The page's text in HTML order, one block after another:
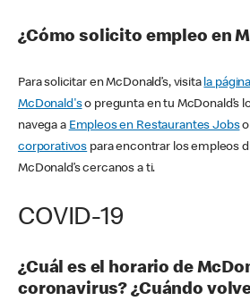
¿Cómo solicito empleo en
Para solicitar en McDonald’s, visita la
McDonald'so pregunta en tu McDonald’s
navega a Empleos en Restaurantes Jobso
corporativos para encontrar los empleos
McDonald’s cercanos a ti.
COVID-19
¿Cuál es el horario de
coronavirus? ¿Cuándo